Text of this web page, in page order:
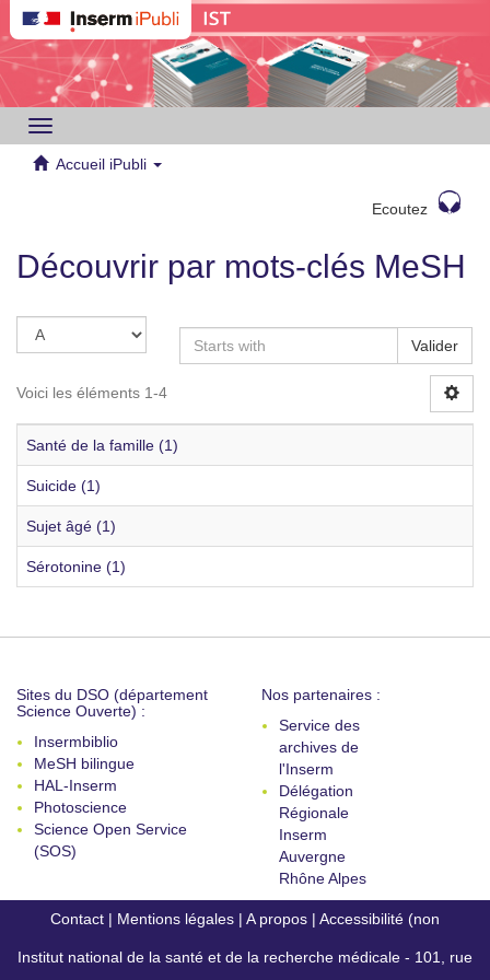
Toggle
navigation
Accueil iPubli
Ecoutez
Découvrir par mots-clés MeSH
Valider
Voici les éléments 1-4
Santé de la famille (1)
Suicide (1)
Sujet âgé (1)
Sérotonine (1)
Sites du DSO (département
Science Ouverte) :
Insermbiblio
MeSH bilingue
HAL-Inserm
Photoscience
Science Open Service
(SOS)
Nos partenaires :
Service des
archives de
l'Inserm
Délégation
Régionale
Inserm
Auvergne
Rhône Alpes
Contact | Mentions légales | A propos | Accessibilité (non
conforme)
Institut national de la santé et de la recherche médicale - 101, rue